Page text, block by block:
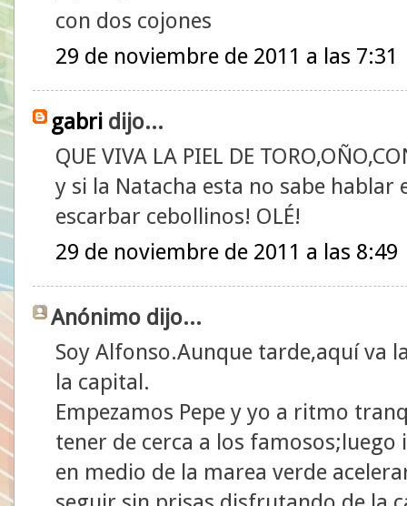
con dos cojones
29 de noviembre de 2011 a las 7:31
gabri dijo...
QUE VIVA LA PIEL DE
y si la Natacha esta no sabe hablar
escarbar cebollinos! OLÉ!
29 de noviembre de 2011 a las 8:49
Anónimo dijo...
Soy Alfonso.Aunque tarde,aquí va
la capital.
Empezamos Pepe y yo a ritmo
tener de cerca a los
en medio de la marea verde